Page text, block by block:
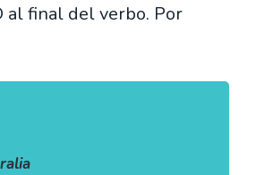
al final del verbo. Por